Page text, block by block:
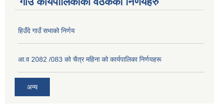
हिउँदे गाउँ सभाको निर्णय
आ.व 2082 /083 को चैत्र महिना को कार्यपालिका निर्णयहरू
अन्य